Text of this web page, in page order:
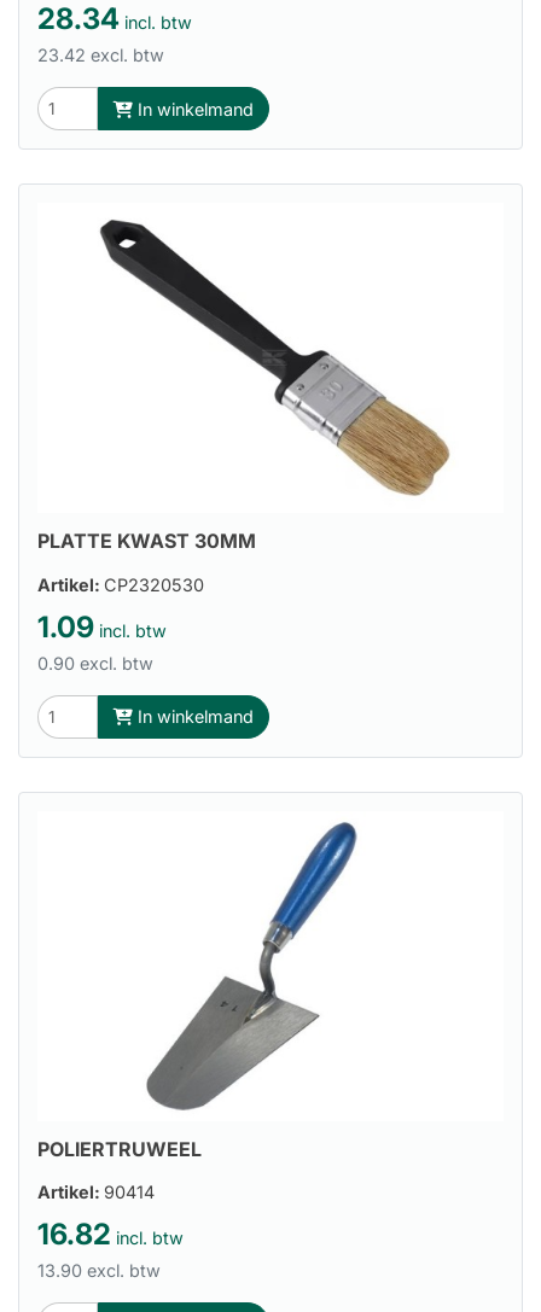
28.34 incl. btw
23.42 excl. btw
In winkelmand
PLATTE KWAST 30MM
Artikel: CP2320530
1.09 incl. btw
0.90 excl. btw
In winkelmand
POLIERTRUWEEL
Artikel: 90414
16.82 incl. btw
13.90 excl. btw